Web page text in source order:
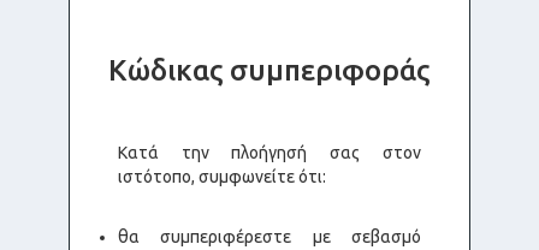
Κώδικας συμπεριφοράς
Κατά την πλοήγησή σας στον
ιστότοπο, συμφωνείτε ότι:
θα συμπεριφέρεστε με σεβασμό